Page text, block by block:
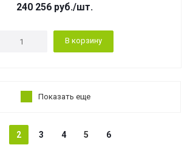
240 256 руб./шт.
В корзину
Показать еще
2 3 4 5 6